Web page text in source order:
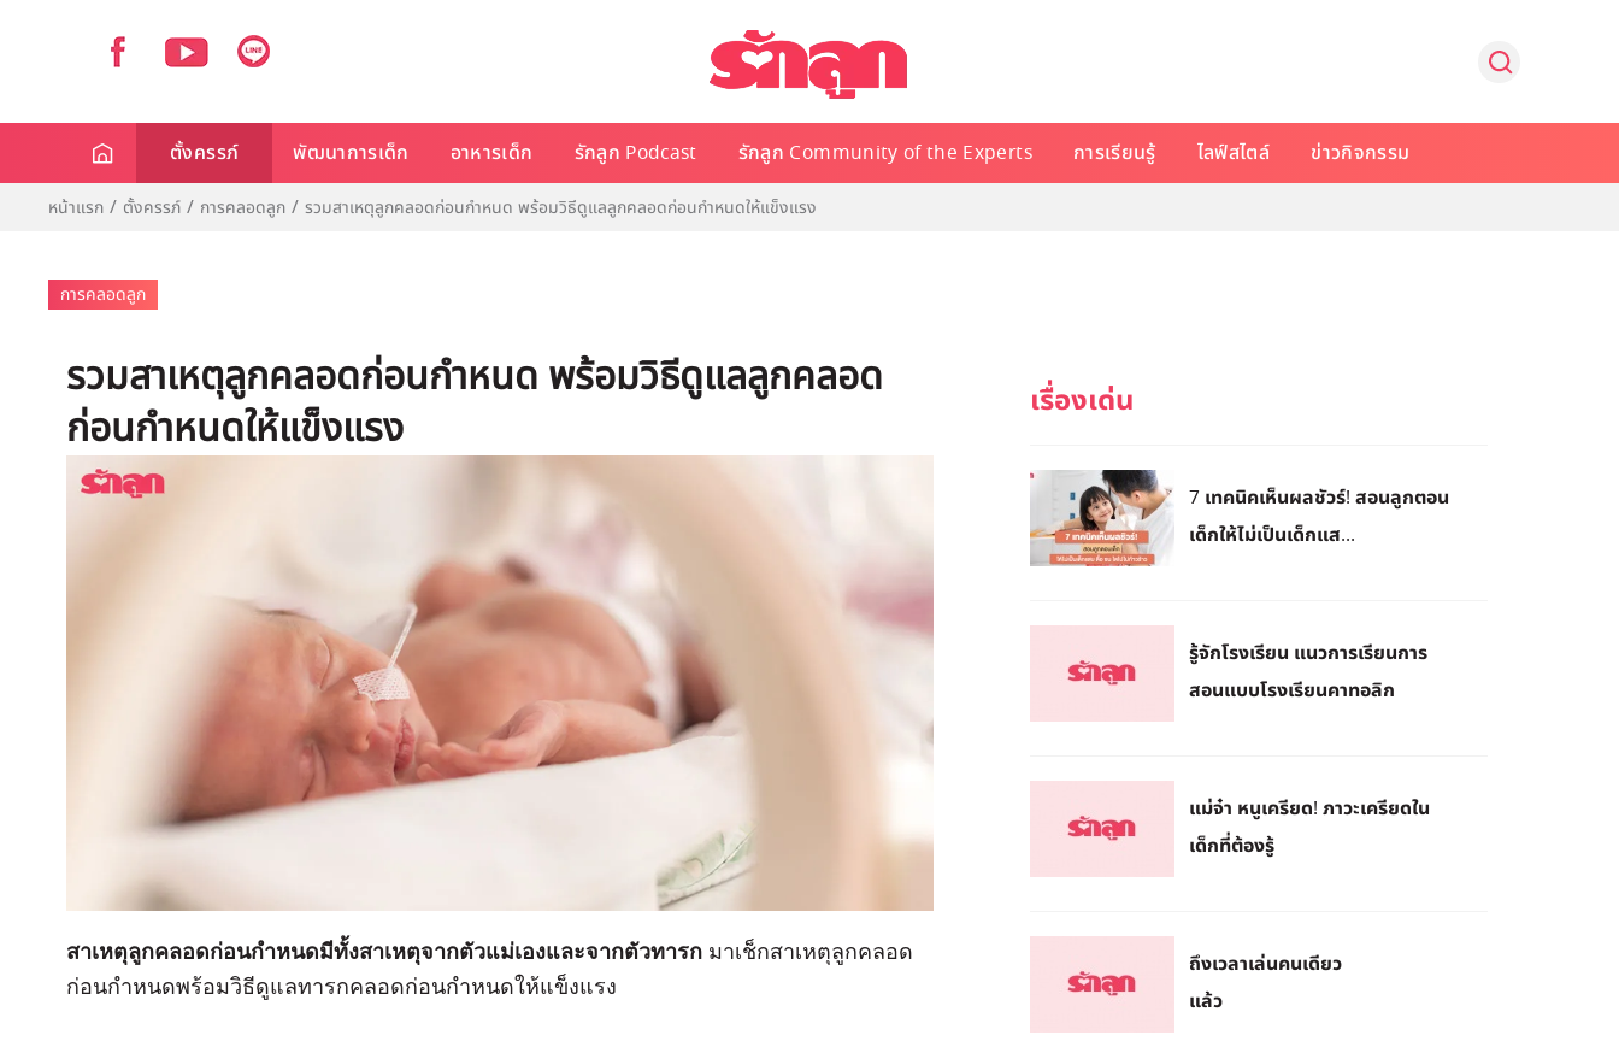
ตั้งครรภ์ พัฒนาการเด็ก อาหารเด็ก รักลูก Podcast รักลูก Community of the Experts การเรียนรู้ ไลฟ์สไตล์ ข่าวกิจกรรม
หน้าแรก ตั้งครรภ์ การคลอดลูก รวมสาเหตุลูกคลอดก่อนกำหนด พร้อมวิธีดูแลลูกคลอดก่อนกำหนดให้แข็งแรง
การคลอดลูก
รวมสาเหตุลูกคลอดก่อนกำหนด พร้อมวิธีดูแลลูกคลอด
ก่อนกำหนดให้แข็งแรง
สาเหตุลูกคลอดก่อนกำหนดมีทั้งสาเหตุจากตัวแม่เองและจากตัวทารก มาเช็กสาเหตุลูกคลอด
ก่อนกำหนดพร้อมวิธีดูแลทารกคลอดก่อนกำหนดให้แข็งแรง
7 เทคนิคเห็นผลชัวร์! สอนลูกตอน
เด็กให้ไม่เป็นเด็กแส...
รู้จักโรงเรียน แนวการเรียนการ
สอนแบบโรงเรียนคาทอลิก
แม่จ๋า หนูเครียด! ภาวะเครียดใน
เด็กที่ต้องรู้
ถึงเวลาเล่นคนเดียว
แล้ว